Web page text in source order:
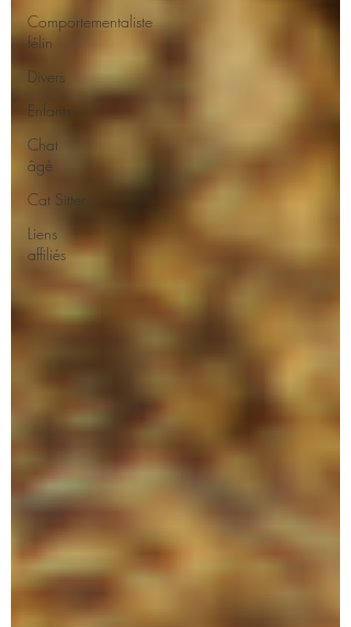
Comportementaliste
félin
Divers
Enfants
Chat
âgé
Cat Sitter
Liens
affiliés